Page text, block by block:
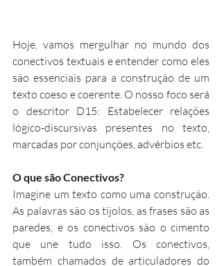
Hoje, vamos mergulhar no mundo dos
conectivos textuais e entender como eles
são essenciais para a construção de um
texto coeso e coerente. O nosso foco será
o descritor D15: Estabelecer relações
lógico-discursivas presentes no texto,
marcadas por conjunções, advérbios etc.
O que são Conectivos?
Imagine um texto como uma construção.
As palavras são os tijolos, as frases são as
paredes, e os conectivos são o cimento
que une tudo isso. Os conectivos,
também chamados de articuladores do